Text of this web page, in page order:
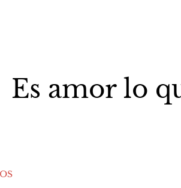
Es amor lo